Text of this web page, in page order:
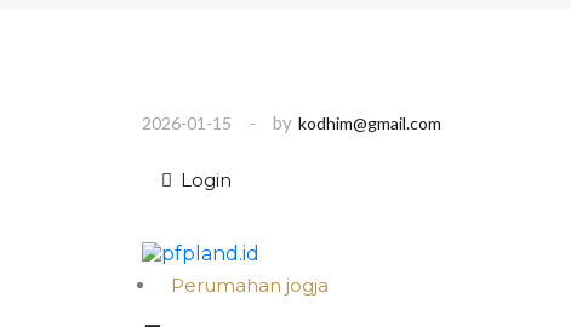
2026-01-15 by kodhim@gmail.com
Login
Perumahan jogja